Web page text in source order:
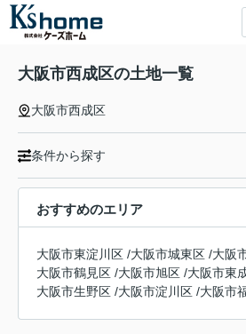
大阪市西成区の土地一覧
大阪市西成区
条件から探す
おすすめのエリア
大阪市東淀川区 /大阪市城東区 /大阪
大阪市鶴見区 /大阪市旭区 /大阪市東
大阪市生野区 /大阪市淀川区 /大阪市